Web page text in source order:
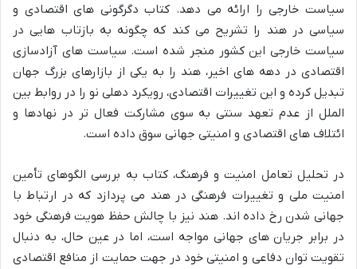
سیاست خارجی را ارائه می دهد. کتاب دگرگونی های اقتصادی و
سیاسی در هند را تشریح می کند که چگونه به بازتاب هایی در
سیاست خارجی این کشور منجر شده است. سیاست های آزادسازی
اقتصادی در دهه های اخیر، هند را به یکی از بازارهای بزرگ جهان
تبدیل کرده و این تغییرات اقتصادی، رویکرد دهلی نو را در روابط بین
الملل از عدم تعهد سنتی به سوی مشارکت فعال تر در نهادها و
ائتلاف های اقتصادی و امنیتی جهانی سوق داده است.
در تحلیل تعامل امنیت و فرهنگ، کتاب به بررسی الگوهای تأمین
امنیت ملی و تغییرات فرهنگی در هند می پردازد که در ارتباط با
جهانی شدن رخ داده اند. هند نیز با چالش حفظ هویت فرهنگی خود
در برابر جریان های جهانی مواجه است، اما در عین حال، به دنبال
تقویت توان دفاعی و امنیتی خود در جهت حمایت از منافع اقتصادی